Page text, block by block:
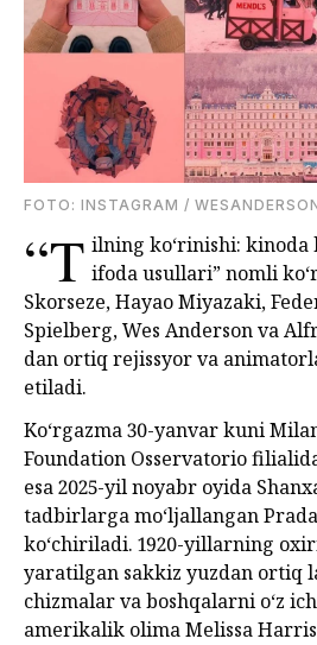
FOTO: INSTAGRAM /
“T ilning ko‘rinishi: kinoda
ifoda usullari” nomli
Skorseze, Hayao Miyazaki,
Spielberg, Wes Anderson va
dan ortiq rejissyor va
etiladi.
Ko‘rgazma 30-yanvar kuni
Foundation Osservatorio
esa 2025-yil noyabr oyida
tadbirlarga mo‘ljallangan Prada
ko‘chiriladi. 1920-yillarning
yaratilgan sakkiz yuzdan ortiq
chizmalar va boshqalarni o‘z
amerikalik olima Melissa